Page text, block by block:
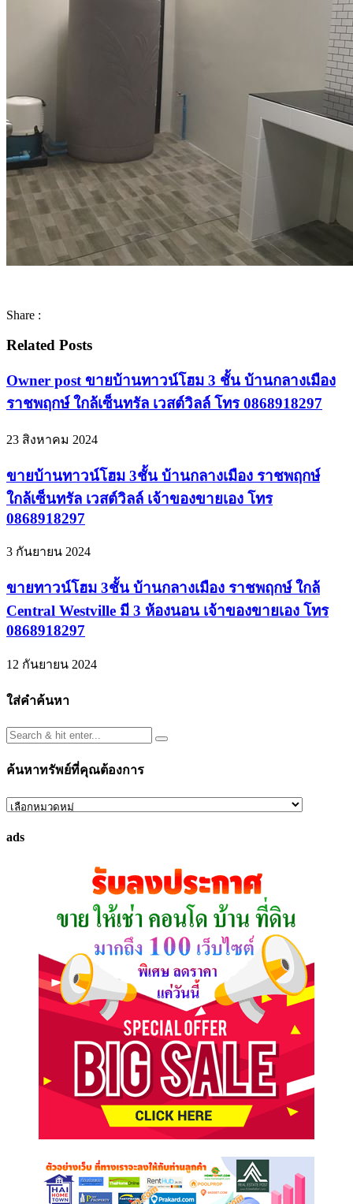
Share :
Related Posts
Owner post ขายบ้านทาวน์โฮม 3 ชั้น บ้านกลางเมือง
ราชพฤกษ์ ใกล้เซ็นทรัล เวสต์วิลล์ โทร 0868918297
23 สิงหาคม 2024
ขายบ้านทาวน์โฮม 3ชั้น บ้านกลางเมือง ราชพฤกษ์
ใกล้เซ็นทรัล เวสต์วิลล์ เจ้าของขายเอง โทร
0868918297
3 กันยายน 2024
ขายทาวน์โฮม 3ชั้น บ้านกลางเมือง ราชพฤกษ์ ใกล้
Central Westville มี 3 ห้องนอน เจ้าของขายเอง โทร
0868918297
12 กันยายน 2024
ใส่คำค้นหา
ค้นหาทรัพย์ที่คุณต้องการ
ค้นหา
ที่
ads